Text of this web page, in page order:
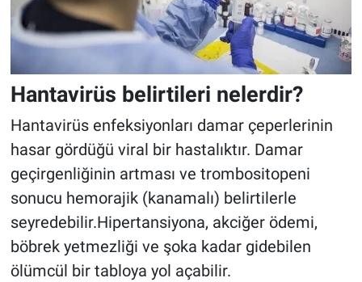
Hantavirüs belirtileri nelerdir?
Hantavirüs enfeksiyonları damar çeperlerinin
hasar gördüğü viral bir hastalıktır. Damar
geçirgenliğinin artması ve trombositopeni
sonucu hemorajik (kanamalı) belirtilerle
seyredebilir.Hipertansiyona, akciğer ödemi,
böbrek yetmezliği ve şoka kadar gidebilen
ölümcül bir tabloya yol açabilir.